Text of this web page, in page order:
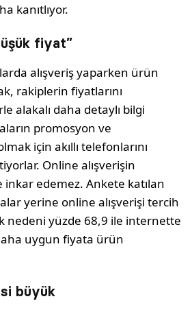
kanıtlıyor.
fiyat”
alışveriş yaparken ürün
rakiplerin fiyatlarını
alakalı daha detaylı bilgi
promosyon ve
için akıllı telefonlarını
Online alışverişin
inkar edemez. Ankete katılan
yerine online alışverişi tercih
nedeni yüzde 68,9 ile internette
uygun fiyata ürün
büyük